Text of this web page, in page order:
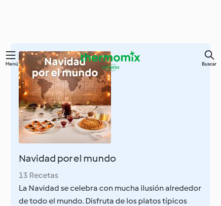
contenido
principal
Menú Buscar
Navidad por el mundo
13 Recetas
La Navidad se celebra con mucha ilusión alrededor
de todo el mundo. Disfruta de los platos típicos